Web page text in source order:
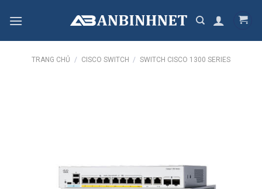
TRANG CHỦ / CISCO SWITCH / SWITCH CISCO 1300 SERIES